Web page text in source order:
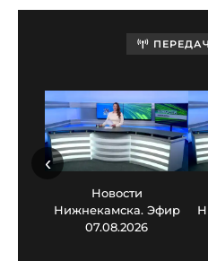
Новости
Нижнекамска. Эфир
07.08.2026
‹